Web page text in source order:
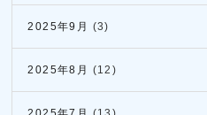
2025年9月 (3)
2025年8月 (12)